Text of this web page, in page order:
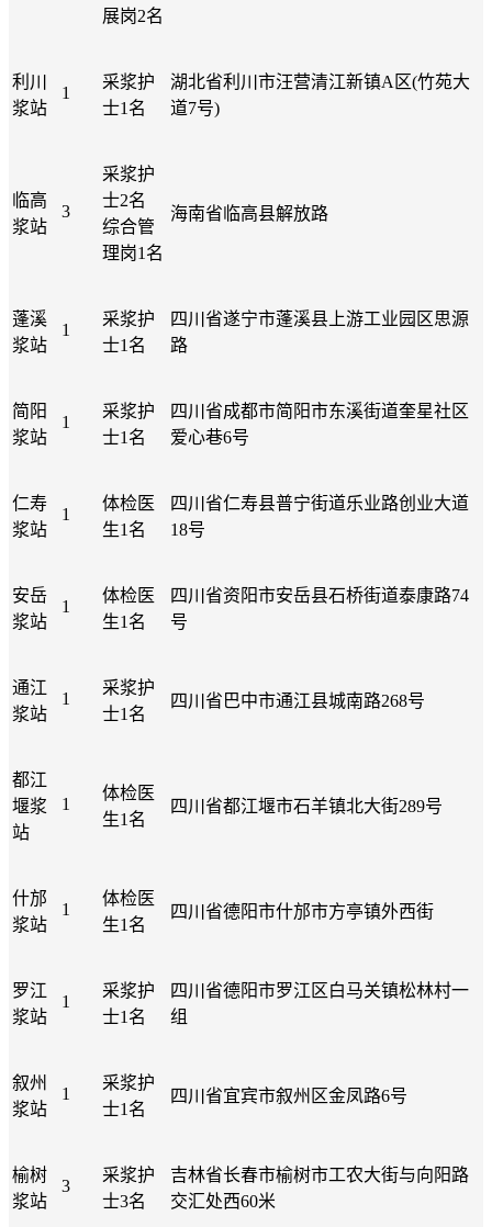
展岗2名
利川
浆站
1
采浆护
士1名
湖北省利川市汪营清江新镇A区(竹苑大
道7号)
临高
浆站
3
采浆护
士2名
综合管
理岗1名
海南省临高县解放路
蓬溪
浆站
1
采浆护
士1名
四川省遂宁市蓬溪县上游工业园区思源
路
简阳
浆站
1
采浆护
士1名
四川省成都市简阳市东溪街道奎星社区
爱心巷6号
仁寿
浆站
1
体检医
生1名
四川省仁寿县普宁街道乐业路创业大道
18号
安岳
浆站
1
体检医
生1名
四川省资阳市安岳县石桥街道泰康路74
号
通江
浆站
1
采浆护
士1名
四川省巴中市通江县城南路268号
都江
堰浆
站
1
体检医
生1名
四川省都江堰市石羊镇北大街289号
什邡
浆站
1
体检医
生1名
四川省德阳市什邡市方亭镇外西街
罗江
浆站
1
采浆护
士1名
四川省德阳市罗江区白马关镇松林村一
组
叙州
浆站
1
采浆护
士1名
四川省宜宾市叙州区金凤路6号
榆树
浆站
3
采浆护
士3名
吉林省长春市榆树市工农大街与向阳路
交汇处西60米